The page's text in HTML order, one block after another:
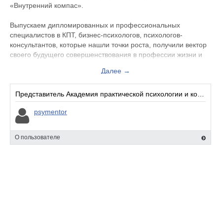
«Внутренний компас».
Выпускаем дипломированных и профессиональных
специалистов в КПТ, бизнес-психологов, психологов-
консультантов, которые нашли точки роста, получили вектор
своего будущего совершенствования в профессии жизни и
Вы получите:
Только практику.
Обучение с наставником.
Современный подход в изучении психологии через личную
терапию и наставничество.
Далее →
psymentor
О пользователе